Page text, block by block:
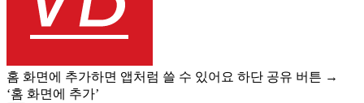
홈 화면에 추가하면 앱처럼 쓸 수 있어요 하단 공유 버튼 →
‘홈 화면에 추가’